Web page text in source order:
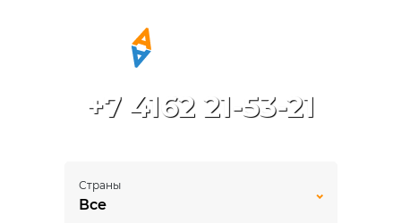
+7 4162 21-53-21
Страны
Все